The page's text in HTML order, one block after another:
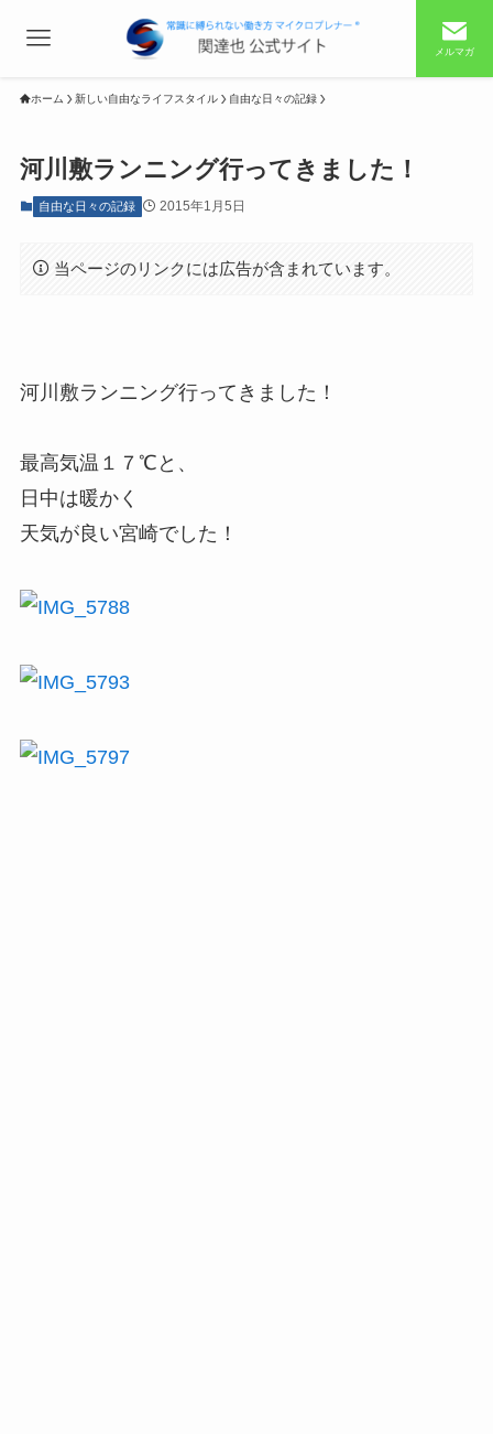
メルマガ
ホーム 新しい自由なライフスタイル 自由な日々の記録
河川敷ランニング行ってきました！
自由な日々の記録 2015年1月5日
当ページのリンクには広告が含まれています。
河川敷ランニング行ってきました！
最高気温１７℃と、
日中は暖かく
天気が良い宮崎でした！